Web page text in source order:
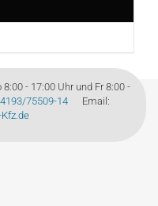
- 17:00 Uhr und Fr 8:00 -
75509-14Email: